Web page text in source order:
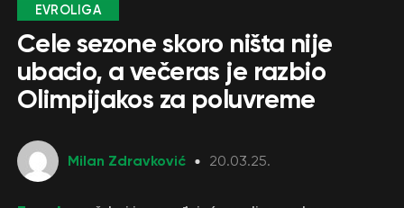
EVROLIGA
Cele sezone skoro ništa nije
ubacio, a večeras je razbio
Olimpijakos za poluvreme
Milan Zdravković 20.03.25.